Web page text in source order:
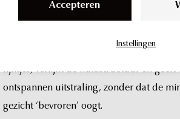
botox.
lijntjes, verfijnt de huidstructuur en geeft
ontspannen uitstraling, zonder dat de
gezicht ‘bevroren’ oogt.
Accepteren
Instellingen